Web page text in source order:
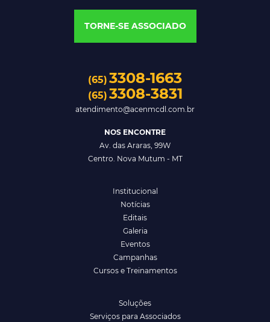
TORNE-SE ASSOCIADO
(65) 3308-1663
(65) 3308-3831
atendimento@acenmcdl.com.br
NOS ENCONTRE
Av. das Araras, 99W
Centro. Nova Mutum - MT
Institucional
Notícias
Editais
Galeria
Eventos
Campanhas
Cursos e Treinamentos
Soluções
Serviços para Associados